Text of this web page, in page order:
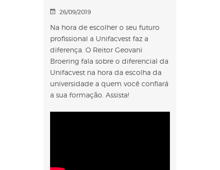
26/09/2019
Na hora de escolher o seu futuro
profissional a Unifacvest faz a
diferença. O Reitor Geovani
Broering fala sobre o diferencial da
Unifacvest na hora da escolha da
universidade a quem você confiará
a sua formação. Assista!